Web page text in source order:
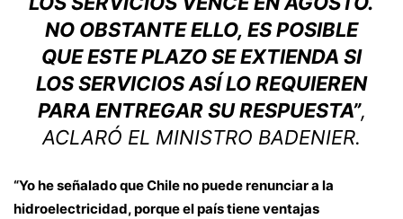
NO OBSTANTE ELLO, ES POSIBLE
QUE ESTE PLAZO SE EXTIENDA SI
LOS SERVICIOS ASÍ LO REQUIEREN
PARA ENTREGAR SU RESPUESTA”,
ACLARÓ EL MINISTRO BADENIER.
“Yo he señalado que Chile no puede renunciar a la
hidroelectricidad, porque el país tiene ventajas